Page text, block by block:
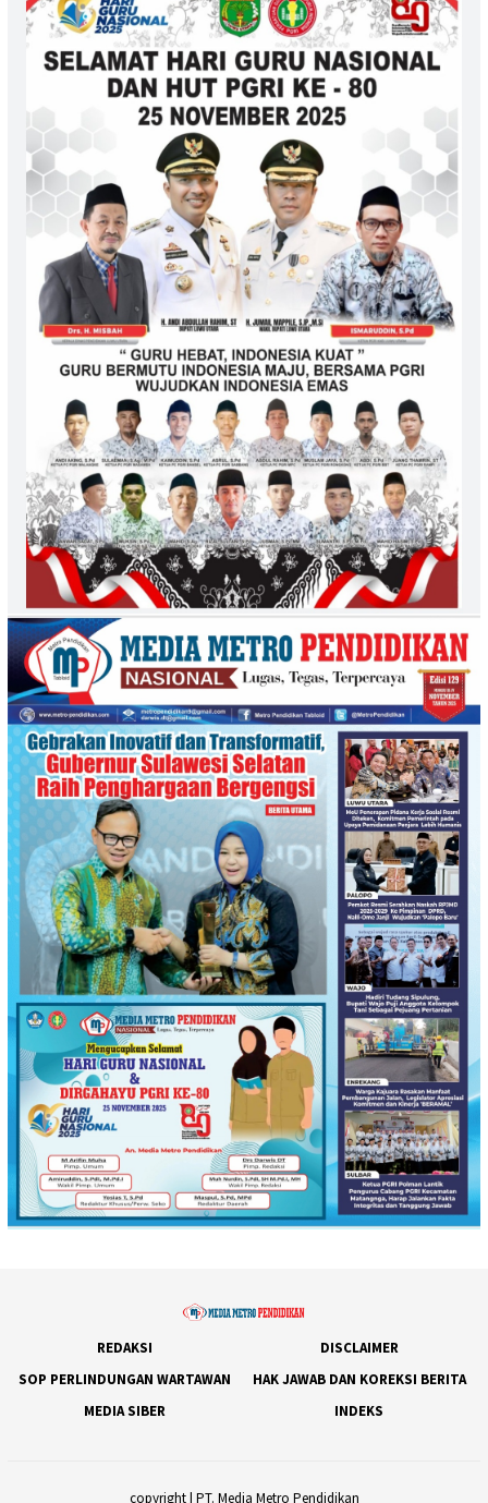
REDAKSI
DISCLAIMER
SOP PERLINDUNGAN WARTAWAN
HAK JAWAB DAN KOREKSI BERITA
MEDIA SIBER
INDEKS
copyright | PT. Media Metro Pendidikan